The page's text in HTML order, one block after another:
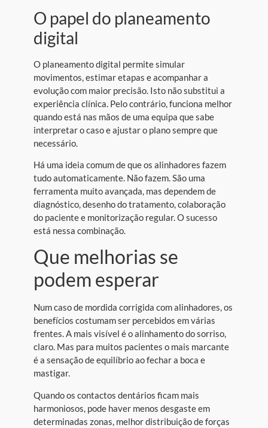
O papel do planeamento
digital
O planeamento digital permite simular
movimentos, estimar etapas e acompanhar a
evolução com maior precisão. Isto não substitui a
experiência clínica. Pelo contrário, funciona melhor
quando está nas mãos de uma equipa que sabe
interpretar o caso e ajustar o plano sempre que
necessário.
Há uma ideia comum de que os alinhadores fazem
tudo automaticamente. Não fazem. São uma
ferramenta muito avançada, mas dependem de
diagnóstico, desenho do tratamento, colaboração
do paciente e monitorização regular. O sucesso
está nessa combinação.
Que melhorias se
podem esperar
Num caso de mordida corrigida com alinhadores, os
benefícios costumam ser percebidos em várias
frentes. A mais visível é o alinhamento do sorriso,
claro. Mas para muitos pacientes o mais marcante
é a sensação de equilíbrio ao fechar a boca e
mastigar.
Quando os contactos dentários ficam mais
harmoniosos, pode haver menos desgaste em
determinadas zonas, melhor distribuição de forças